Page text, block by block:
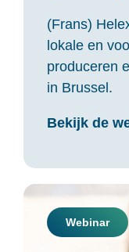
(Frans)
lokale en
produceren
in Brussel.
Bekijk de
Webinar